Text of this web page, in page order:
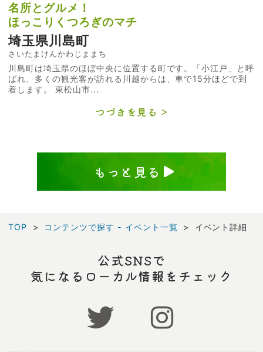
名所とグルメ！
ほっこりくつろぎのマチ
埼玉県川島町
さいたまけんかわじままち
川島町は埼玉県のほぼ中央に位置する町です。「小江戸」と呼
ばれ、多くの観光客が訪れる川越からは、車で15分ほどで到
着します。 東松山市...
つづきを見る
もっと見る
TOP コンテンツで探す - イベント一覧 イベント詳細
公式SNSで
気になるローカル情報をチェック